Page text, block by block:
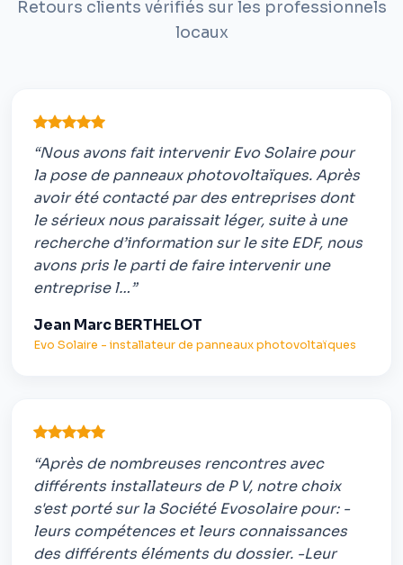
Retours clients vérifiés sur les professionnels
locaux
“Nous avons fait intervenir Evo Solaire pour
la pose de panneaux photovoltaïques. Après
avoir été contacté par des entreprises dont
le sérieux nous paraissait léger, suite à une
recherche d’information sur le site EDF, nous
avons pris le parti de faire intervenir une
entreprise l…”
Jean Marc BERTHELOT
Evo Solaire - installateur de panneaux photovoltaïques
“Après de nombreuses rencontres avec
différents installateurs de P V, notre choix
s'est porté sur la Société Evosolaire pour: -
leurs compétences et leurs connaissances
des différents éléments du dossier. -Leur